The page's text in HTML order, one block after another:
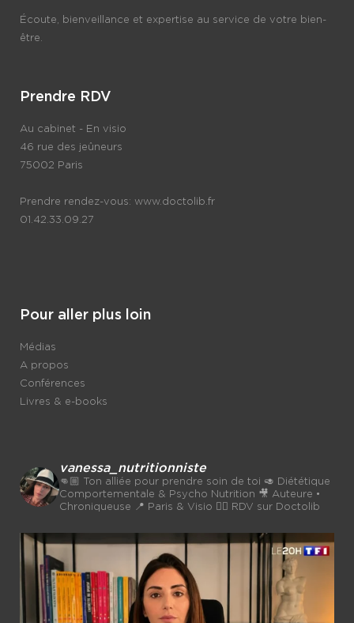
Écoute, bienveillance et expertise au service de votre bien-
être.
Prendre RDV
Au cabinet - En visio
46 rue des jeûneurs
75002 Paris
Prendre rendez-vous: www.doctolib.fr
01.42.33.09.27
Pour aller plus loin
Médias
A propos
Conférences
Livres & e-books
vanessa_nutritionniste
👊🏼 Ton alliée pour prendre soin de toi 🥑 Diététique
Comportementale & Psycho Nutrition 🎥 Auteure •
Chroniqueuse 📍 Paris & Visio 👉🏼 RDV sur Doctolib